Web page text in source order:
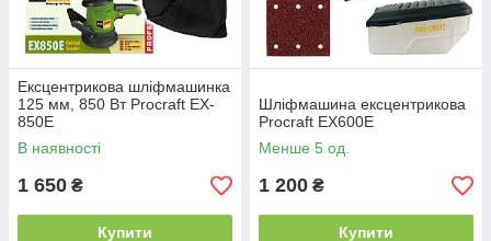
Ексцентрикова шліфмашинка
125 мм, 850 Вт Procraft EX-
850E
В наявності
1 650 ₴
Купити
Шліфмашина ексцентрикова
Procraft EX600E
Менше 5 од.
1 200 ₴
Купити